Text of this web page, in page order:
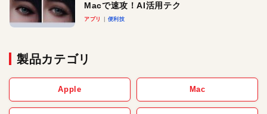
Macで速攻！AI活用テク
アプリ 便利技
製品カテゴリ
Apple Mac